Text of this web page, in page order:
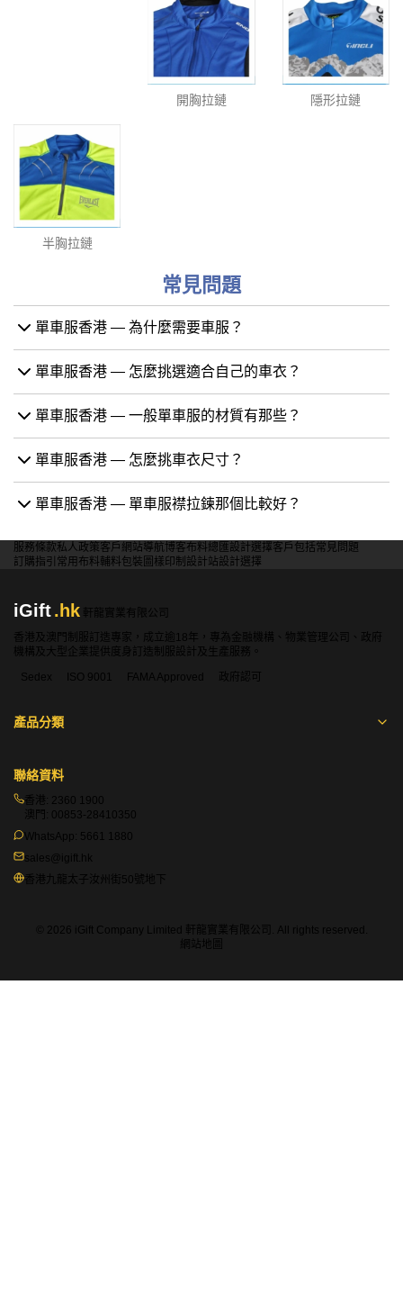
開胸拉鏈 隱形拉鏈
半胸拉鏈
常見問題
單車服香港 — 為什麼需要車服？
單車服香港 — 怎麼挑選適合自己的車衣？
單車服香港 — 一般單車服的材質有那些？
單車服香港 — 怎麼挑車衣尺寸？
單車服香港 — 單車服襟拉鍊那個比較好？
服務條款私人政策客戶 網站導航博客布料總匯設計選擇客戶包括常見問題
訂購指引 常用布料輔料包裝 圖樣印制 設計站設計選擇
iGift.hk
軒龍實業有限公司
香港及澳門制服訂造專家，成立逾18年，專為金融機構、物業管理公司、政府
機構及大型企業提供度身訂造制服設計及生產服務。
Sedex
ISO 9001 FAMA Approved 政府認可
產品分類
聯絡資料
香港: 2360 1900
澳門: 00853-28410350
WhatsApp: 5661 1880
sales@igift.hk
香港九龍太子汝州街50號地下
© 2026 iGift Company Limited 軒龍實業有限公司. All rights reserved.
網站地圖